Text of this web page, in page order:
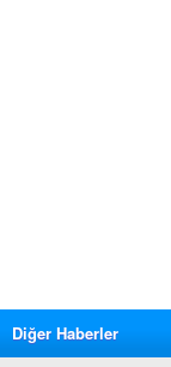
Diğer Haberler